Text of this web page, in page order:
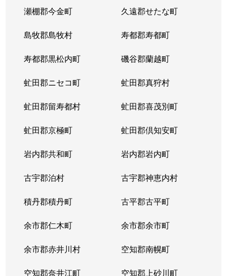
瀬棚郡今金町 久遠郡せたな町
島牧郡島牧村 寿都郡寿都町
寿都郡黒松内町 磯谷郡蘭越町
虻田郡ニセコ町 虻田郡真狩村
虻田郡留寿都村 虻田郡喜茂別町
虻田郡京極町 虻田郡倶知安町
岩内郡共和町 岩内郡岩内町
古宇郡泊村 古宇郡神恵内村
積丹郡積丹町 古平郡古平町
余市郡仁木町 余市郡余市町
余市郡赤井川村 空知郡南幌町
空知郡奈井江町 空知郡上砂川町